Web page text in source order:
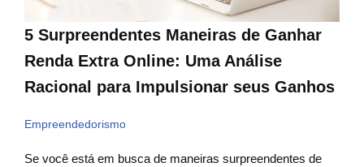
5 Surpreendentes Maneiras de Ganhar
Renda Extra Online: Uma Análise
Racional para Impulsionar seus Ganhos
Empreendedorismo
Se você está em busca de maneiras surpreendentes de